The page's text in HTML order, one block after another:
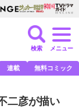
検索 メニュー
連載 無料コミック
二彦が描い